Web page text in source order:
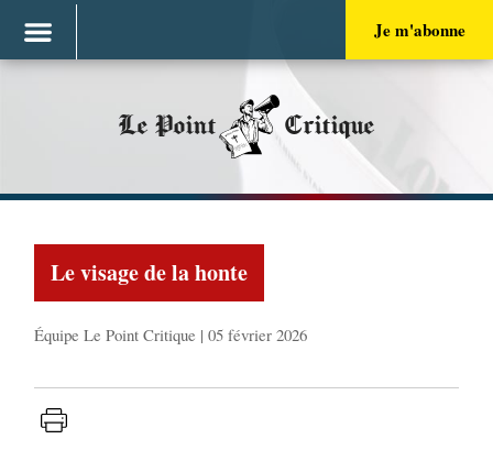
Je m'abonne
Le Point Critique
Le visage de la honte
Équipe Le Point Critique | 05 février 2026